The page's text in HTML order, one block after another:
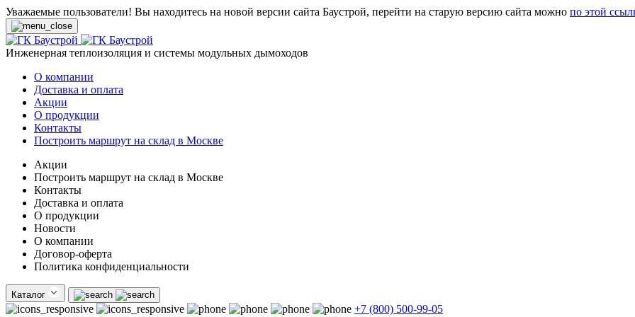
Уважаемые пользователи! Вы находитесь на новой версии сайта Баустрой, перейти на старую версию сайта можно по этой
Инженерная теплоизоляция и системы модульных дымоходов
О компании
Доставка и оплата
Акции
О продукции
Контакты
Построить маршрут на склад в Москве
Акции
Построить маршрут на склад в Москве
Контакты
Доставка и оплата
О продукции
Новости
О компании
Договор-оферта
Политика конфиденциальности
Каталог
+7 (800) 500-99-05